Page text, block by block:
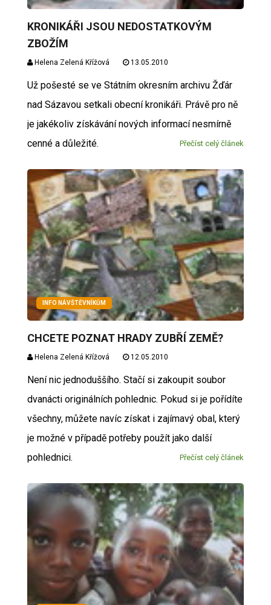
KRONIKÁŘI JSOU NEDOSTATKOVÝM
ZBOŽÍM
Helena Zelená Křížová 13.05.2010
Už pošesté se ve Státním okresním archivu Žďár
nad Sázavou setkali obecní kronikáři. Právě pro ně
je jakékoliv získávání nových informací nesmírně
cenné a důležité.
Přečíst celý článek
INFO NÁVŠTĚVNÍKŮM
CHCETE POZNAT HRADY ZUBŘÍ ZEMĚ?
Helena Zelená Křížová 12.05.2010
Není nic jednoduššího. Stačí si zakoupit soubor
dvanácti originálních pohlednic. Pokud si je pořídíte
všechny, můžete navíc získat i zajímavý obal, který
je možné v případě potřeby použít jako další
pohlednici.
Přečíst celý článek